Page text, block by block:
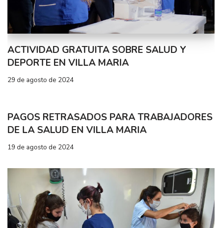
ACTIVIDAD GRATUITA SOBRE SALUD Y
DEPORTE EN VILLA MARIA
29 de agosto de 2024
PAGOS RETRASADOS PARA TRABAJADORES
DE LA SALUD EN VILLA MARIA
19 de agosto de 2024